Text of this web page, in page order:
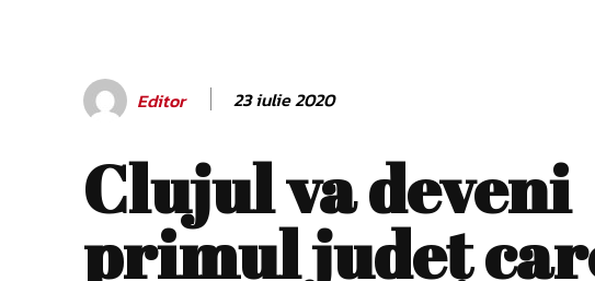
Editor 23 iulie 2020
Clujul va deveni
primul județ